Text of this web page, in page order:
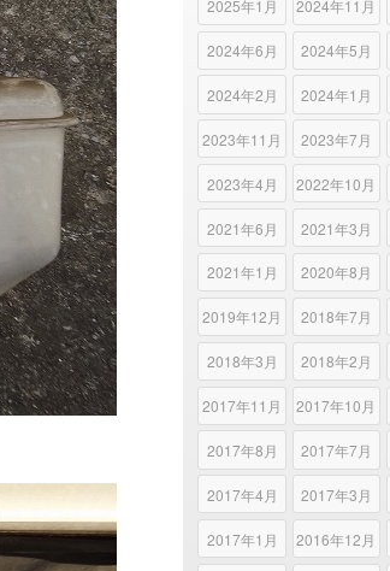
2025年1月 2024年11月
2024年6月 2024年5月
2024年2月 2024年1月
2023年11月 2023年7月
2023年4月 2022年10月
2021年6月 2021年3月
2021年1月 2020年8月
2019年12月 2018年7月
2018年3月 2018年2月
2017年11月 2017年10月
2017年8月 2017年7月
2017年4月 2017年3月
2017年1月 2016年12月